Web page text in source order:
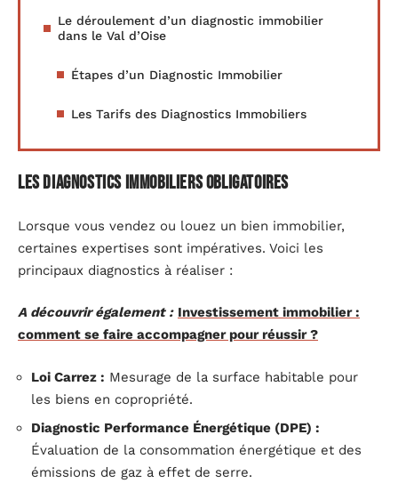
Le déroulement d’un diagnostic immobilier
dans le Val d’Oise
Étapes d’un Diagnostic Immobilier
Les Tarifs des Diagnostics Immobiliers
Les diagnostics immobiliers obligatoires
Lorsque vous vendez ou louez un bien immobilier,
certaines expertises sont impératives. Voici les
principaux diagnostics à réaliser :
A découvrir également : Investissement immobilier :
comment se faire accompagner pour réussir ?
Loi Carrez : Mesurage de la surface habitable pour
les biens en copropriété.
Diagnostic Performance Énergétique (DPE) :
Évaluation de la consommation énergétique et des
émissions de gaz à effet de serre.